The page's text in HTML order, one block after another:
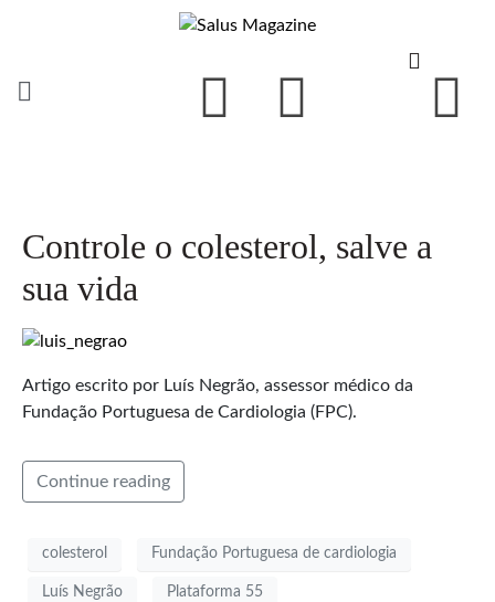
Controle o colesterol, salve a
sua vida
Artigo escrito por Luís Negrão, assessor médico da
Fundação Portuguesa de Cardiologia (FPC).
Continue reading
colesterol Fundação Portuguesa de cardiologia
Luís Negrão Plataforma 55